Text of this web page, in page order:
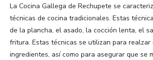
La Cocina Gallega de Rechupete se
técnicas de cocina tradicionales. Estas
de la plancha, el asado, la cocción lenta, el
fritura. Estas técnicas se utilizan para realzar
ingredientes, así como para asegurar que se